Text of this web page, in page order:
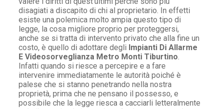
disagiati a discapito di chi al proprietario. In effetti
esiste una polemica molto ampia questo tipo di
legge, la cosa migliore proprio per proteggersi,
anche se si tratta di intervento privato che alla fine un
costo, è quello di adottare degli Impianti Di Allarme
E Videosorveglianza Metro Monti Tiburtino
Infatti quando si riesce a percepire e a fare
intervenire immediatamente le autorità poiché è
palese che si stanno penetrando nella nostra
proprietà, prima che ne pensano il possesso, e
possibile che la legge riesca a cacciarli letteralmente